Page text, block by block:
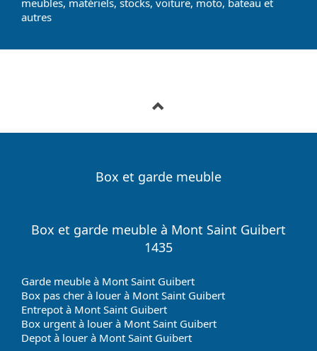
meubles, matériels, stocks, voiture, moto, bateau et
autres
Box et garde meuble
Box et garde meuble à Mont Saint Guibert
1435
Garde meuble à Mont Saint Guibert
Box pas cher à louer à Mont Saint Guibert
Entrepot à Mont Saint Guibert
Box urgent à louer à Mont Saint Guibert
Depot à louer à Mont Saint Guibert